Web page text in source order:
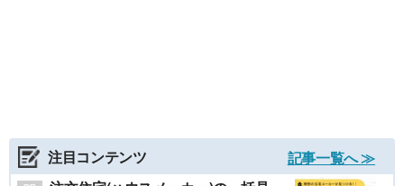
注目コンテンツ
記事一覧へ ≫